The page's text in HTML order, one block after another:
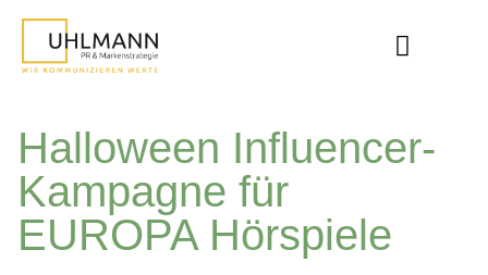
Halloween Influencer-
Kampagne für
EUROPA Hörspiele